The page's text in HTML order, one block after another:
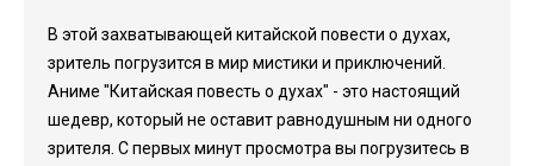
В этой захватывающей китайской повести о духах,
зритель погрузится в мир мистики и приключений.
Аниме "Китайская повесть о духах" - это настоящий
шедевр, который не оставит равнодушным ни одного
зрителя. С первых минут просмотра вы погрузитесь в